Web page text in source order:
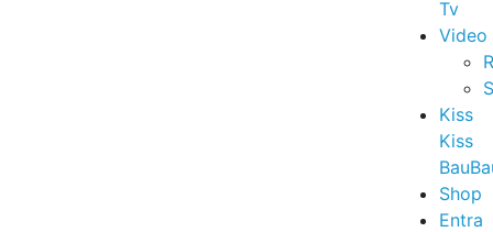
Tv
Video
Kiss
Kiss
Shop
Entra